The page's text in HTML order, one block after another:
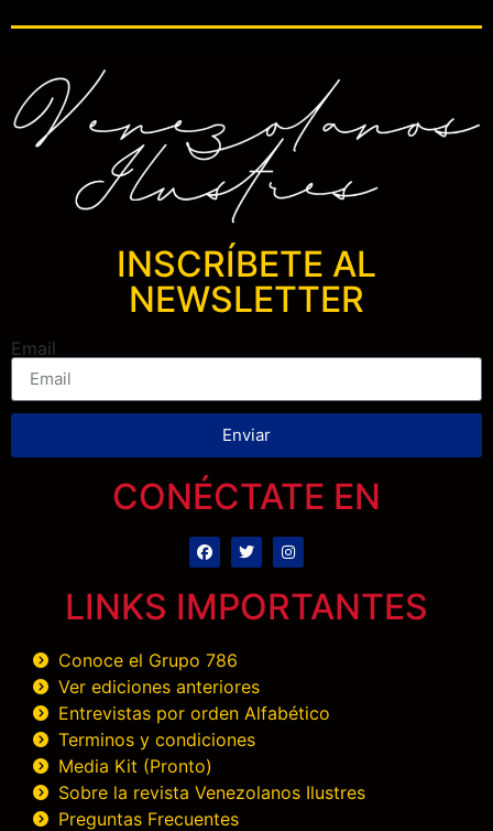
INSCRÍBETE AL
NEWSLETTER
Email
Enviar
CONÉCTATE EN
LINKS IMPORTANTES
Conoce el Grupo 786
Ver ediciones anteriores
Entrevistas por orden Alfabético
Terminos y condiciones
Media Kit (Pronto)
Sobre la revista Venezolanos Ilustres
Preguntas Frecuentes